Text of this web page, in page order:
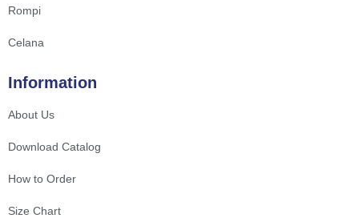
Rompi
Celana
Information
About Us
Download Catalog
How to Order
Size Chart